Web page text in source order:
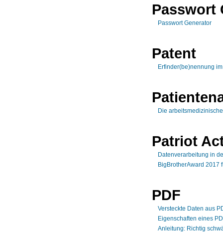
Passwort
Passwort Generator
Patent
Erfinder(be)nennung
Die
Patriot
Datenverarbeitung in
BigBrotherAward 2017
PDF
Versteckte Daten aus
Eigenschaften eines
Anleitung: Richtig